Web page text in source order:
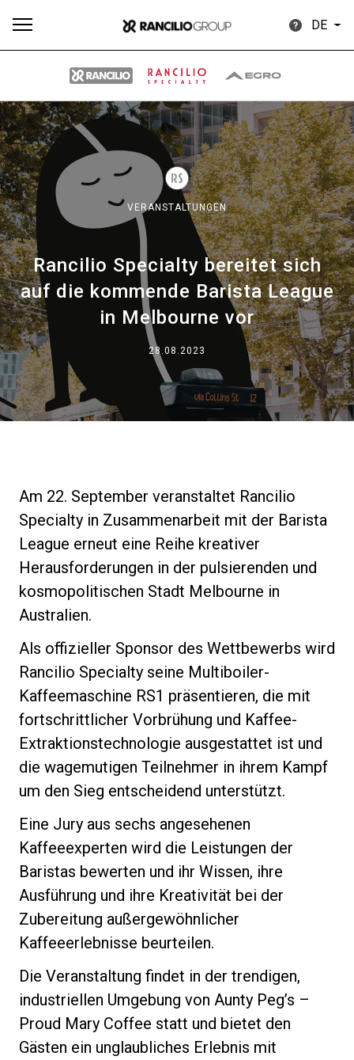
DE
VERANSTALTUNGEN
Rancilio Specialty bereitet sich
auf die kommende Barista League
in Melbourne vor
28.08.2023
Am 22. September veranstaltet Rancilio
Specialty in Zusammenarbeit mit der Barista
League erneut eine Reihe kreativer
Herausforderungen in der pulsierenden und
kosmopolitischen Stadt Melbourne in
Australien.
Als offizieller Sponsor des Wettbewerbs wird
Rancilio Specialty seine Multiboiler-
Kaffeemaschine RS1 präsentieren, die mit
fortschrittlicher Vorbrühung und Kaffee-
Extraktionstechnologie ausgestattet ist und
die wagemutigen Teilnehmer in ihrem Kampf
um den Sieg entscheidend unterstützt.
Eine Jury aus sechs angesehenen
Kaffeeexperten wird die Leistungen der
Baristas bewerten und ihr Wissen, ihre
Ausführung und ihre Kreativität bei der
Zubereitung außergewöhnlicher
Kaffeeerlebnisse beurteilen.
Die Veranstaltung findet in der trendigen,
industriellen Umgebung von Aunty Peg’s –
Proud Mary Coffee statt und bietet den
Gästen ein unglaubliches Erlebnis mit
Alle Produkte Nachrichten Herunterladen
Our brands
Gruppe
Nachrichten
Unsere Labore
Nachhaltigkeit
Connect
Kontaktieren Sie uns
Datenschutzerklärung